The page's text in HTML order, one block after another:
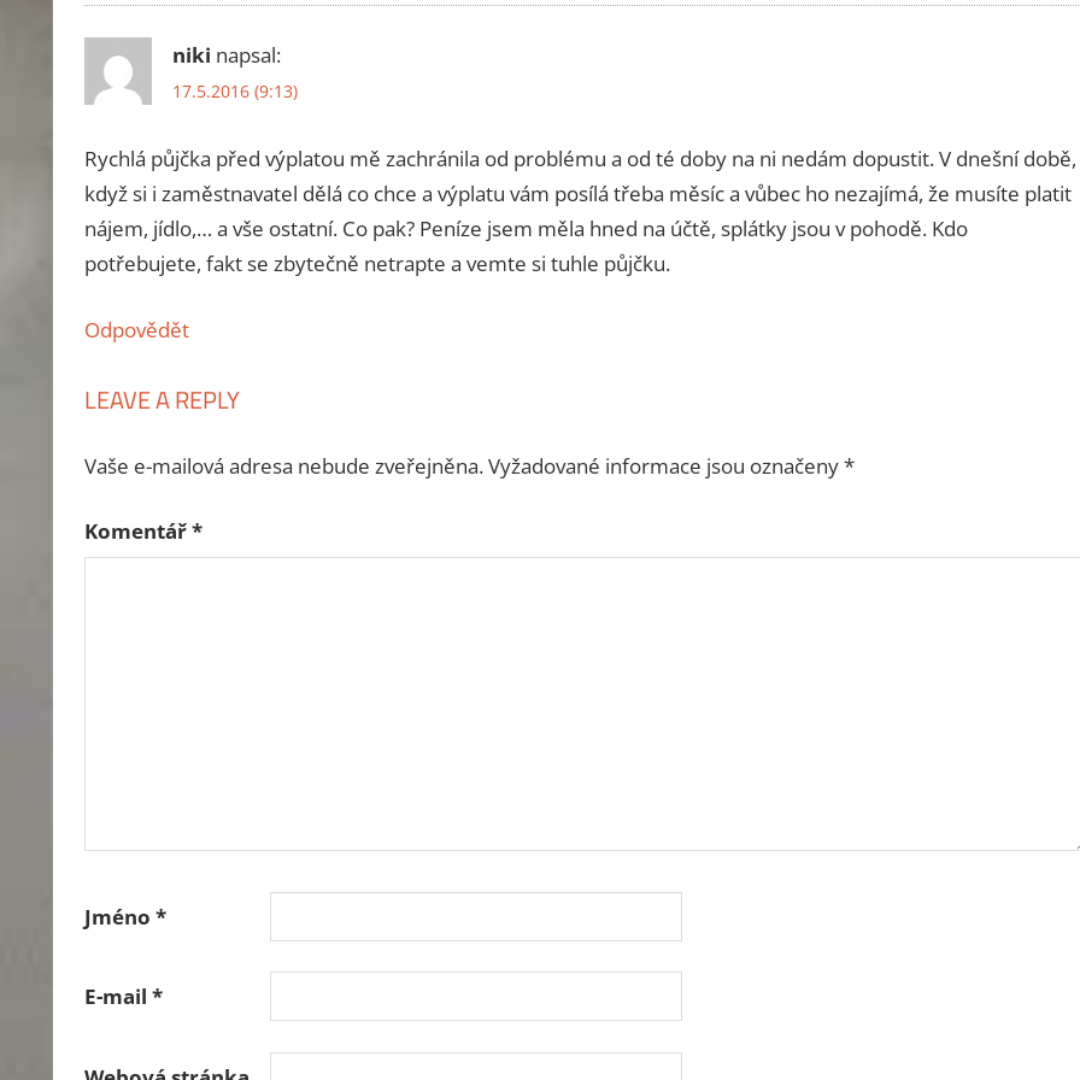
niki napsal:
17.5.2016 (9:13)
Rychlá půjčka před výplatou mě zachránila od problému a od té doby na ni nedám dopustit. V dnešní době,
když si i zaměstnavatel dělá co chce a výplatu vám posílá třeba měsíc a vůbec ho nezajímá, že musíte platit
nájem, jídlo,… a vše ostatní. Co pak? Peníze jsem měla hned na účtě, splátky jsou v pohodě. Kdo
potřebujete, fakt se zbytečně netrapte a vemte si tuhle půjčku.
Odpovědět
LEAVE A REPLY
Vaše e-mailová adresa nebude zveřejněna.Vyžadované informace jsou označeny*
Komentář*
Jméno *
E-mail *